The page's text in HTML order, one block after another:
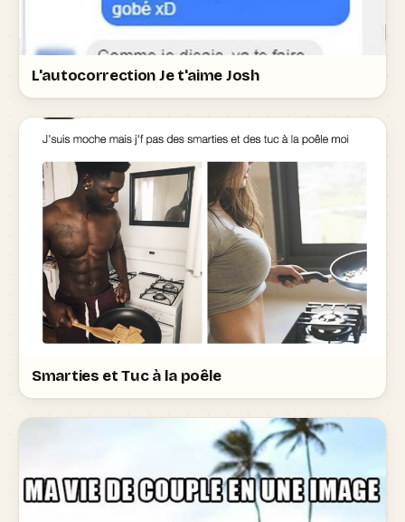
L'autocorrection Je t'aime Josh
Smarties et Tuc à la poêle